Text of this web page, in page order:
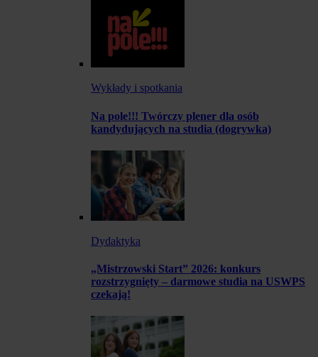
Wykłady i spotkania
Na pole!!! Twórczy plener dla osób
kandydujących na studia (dogrywka)
Dydaktyka
„Mistrzowski Start” 2026: konkurs
rozstrzygnięty – darmowe studia na USWPS
czekają!